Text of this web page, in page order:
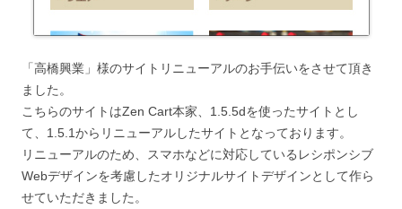
「高橋興業」様のサイトリニューアルのお手伝いをさせて頂き
ました。
こちらのサイトはZen Cart本家、1.5.5dを使ったサイトとし
て、1.5.1からリニューアルしたサイトとなっております。
リニューアルのため、スマホなどに対応しているレシポンシブ
Webデザインを考慮したオリジナルサイトデザインとして作ら
せていただきました。